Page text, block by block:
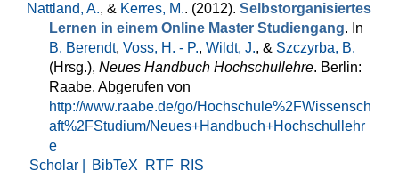
Nattland, A., & Kerres, M.. (2012). Selbstorganisiertes
Lernen in einem Online Master Studiengang. In
B. Berendt, Voss, H. - P., Wildt, J., & Szczyrba, B.
(Hrsg.), Neues Handbuch Hochschullehre. Berlin:
Raabe. Abgerufen von
http://www.raabe.de/go/Hochschule%2FWissensch
aft%2FStudium/Neues+Handbuch+Hochschullehr
e
Scholar |
BibTeX RTF RIS